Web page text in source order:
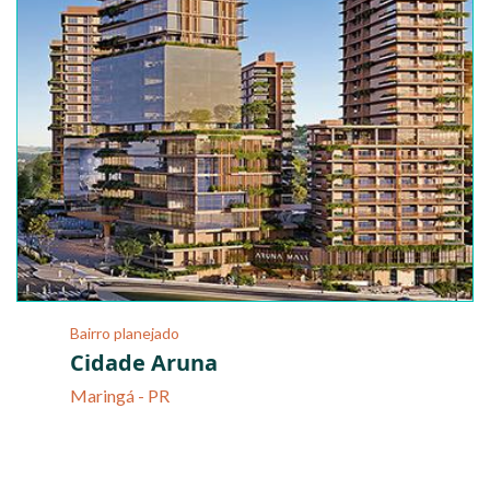
Bairro planejado
Cidade Aruna
Maringá - PR